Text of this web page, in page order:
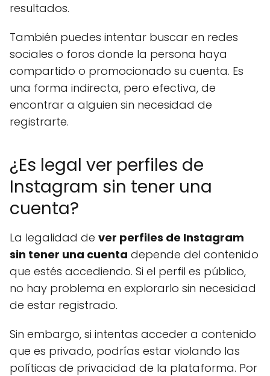
resultados.
También puedes intentar buscar en redes
sociales o foros donde la persona haya
compartido o promocionado su cuenta. Es
una forma indirecta, pero efectiva, de
encontrar a alguien sin necesidad de
registrarte.
¿Es legal ver perfiles de
Instagram sin tener una
cuenta?
La legalidad de ver perfiles de Instagram
sin tener una cuenta depende del contenido
que estés accediendo. Si el perfil es público,
no hay problema en explorarlo sin necesidad
de estar registrado.
Sin embargo, si intentas acceder a contenido
que es privado, podrías estar violando las
políticas de privacidad de la plataforma. Por